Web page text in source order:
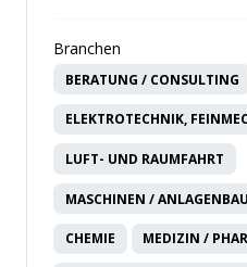
Branchen
BERATUNG / CONSULTING
ELEKTROTECHNIK,
LUFT- UND RAUMFAHRT
MASCHINEN / ANLAGENBAU
CHEMIE MEDIZIN /